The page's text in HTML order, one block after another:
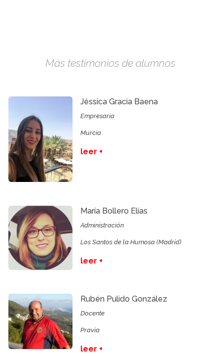
Más testimonios de alumnos
Jéssica Gracia Baena
Empresaria
Murcia
leer +
María Bollero Elías
Administración
Los Santos de la Humosa (Madrid)
leer +
Rubén Pulido González
Docente
Pravia
leer +